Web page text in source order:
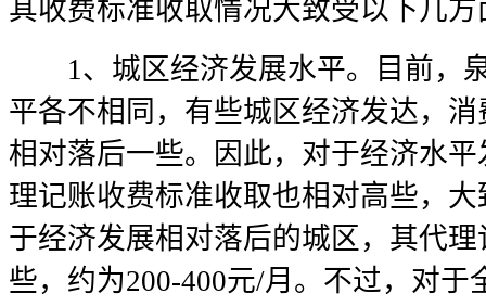
其收费标准收取情况大致受以下几
1、城区经济发展水平。目前，
平各不相同，有些城区经济发达，
相对落后一些。因此，对于经济水
理记账收费标准收取也相对高些，
于经济发展相对落后的城区，其代
些，约为200-400元/月。不过，对